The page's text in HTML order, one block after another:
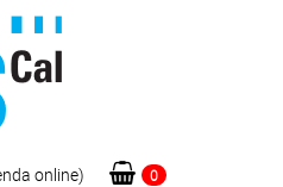
online) 0